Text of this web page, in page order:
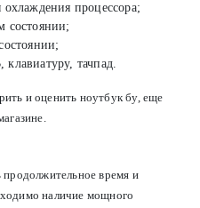
охлаждения процессора;
состоянии;
тачпад.
и оценить ноутбук бу, еще
продолжительное время и
наличие мощного